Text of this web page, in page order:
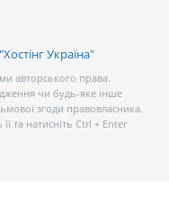
Україна"
авторського права.
чи будь-яке інше
згоди правовласника.
та натисніть Ctrl + Enter